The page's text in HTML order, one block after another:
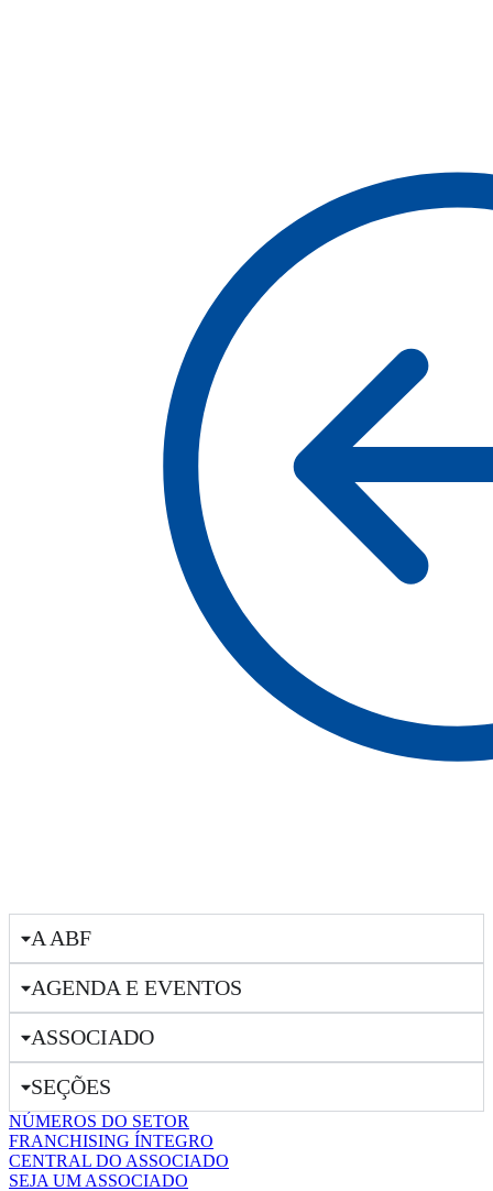
A ABF
AGENDA E EVENTOS
ASSOCIADO
SEÇÕES
NÚMEROS DO SETOR
FRANCHISING ÍNTEGRO
CENTRAL DO ASSOCIADO
SEJA UM ASSOCIADO